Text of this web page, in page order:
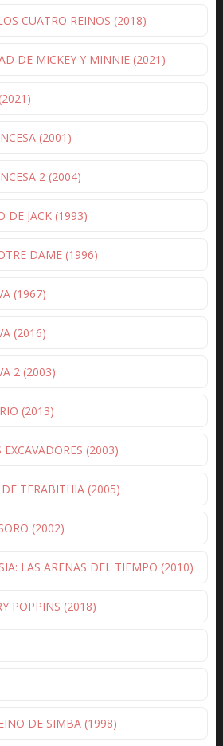
CUATRO REINOS (2018)
DE MICKEY Y MINNIE (2021)
(2001)
2 (2004)
DE JACK (1993)
DAME (1996)
(1967)
(2016)
2 (2003)
(2013)
(2003)
TERABITHIA (2005)
(2002)
LAS ARENAS DEL TIEMPO (2010)
POPPINS (2018)
DE SIMBA (1998)